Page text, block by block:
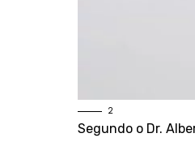
2
Segundo o Dr.